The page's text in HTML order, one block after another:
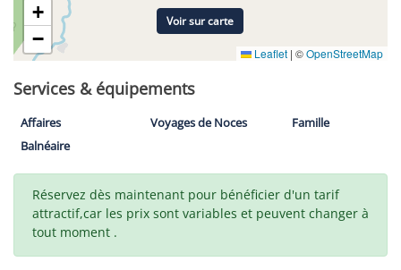
+
−
Leaflet | ©OpenStreetMap
Voir sur carte
Services & équipements
Affaires Voyages de Noces
Famille
Balnéaire
Réservez dès maintenant pour bénéficier d'un tarif
attractif,car les prix sont variables et peuvent changer à
tout moment .